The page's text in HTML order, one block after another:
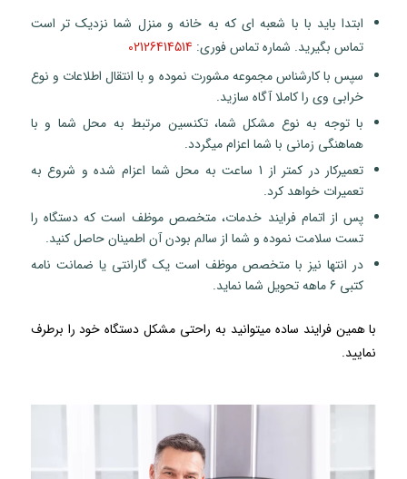
ابتدا باید با با شعبه ای که به خانه و منزل شما نزدیک تر است
تماس بگیرید. شماره تماس فوری: 02126414514
سپس با کارشناس مجموعه مشورت نموده و با انتقال اطلاعات و نوع
خرابی وی را کاملا آگاه سازید.
با توجه به نوع مشکل شما، تکنسین مرتبط به محل شما و با
هماهنگی زمانی با شما اعزام میگردد.
تعمیرکار در کمتر از 1 ساعت به محل شما اعزام شده و شروع به
تعمیرات خواهد کرد.
پس از اتمام فرایند خدمات، متخصص موظف است که دستگاه را
تست سلامت نموده و شما از سالم بودن آن اطمینان حاصل کنید.
در انتها نیز با متخصص موظف است یک گارانتی یا ضمانت نامه
کتبی 6 ماهه تحویل شما نماید.
با همین فرایند ساده میتوانید به راحتی مشکل دستگاه خود را برطرف
نمایید.